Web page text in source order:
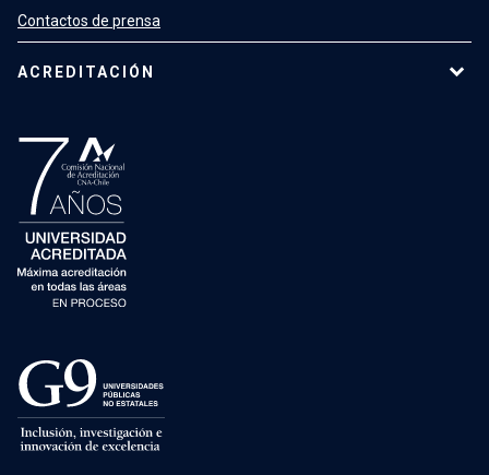
Contactos de prensa
ACREDITACIÓN